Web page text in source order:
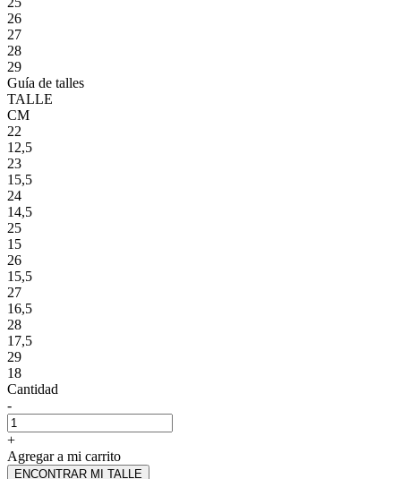
26
27
28
29
Guía de talles
TALLE
CM
22
12,5
23
15,5
24
14,5
25
15
26
15,5
27
16,5
28
17,5
29
18
Cantidad
-
+
Agregar a mi carrito
ENCONTRAR MI TALLE